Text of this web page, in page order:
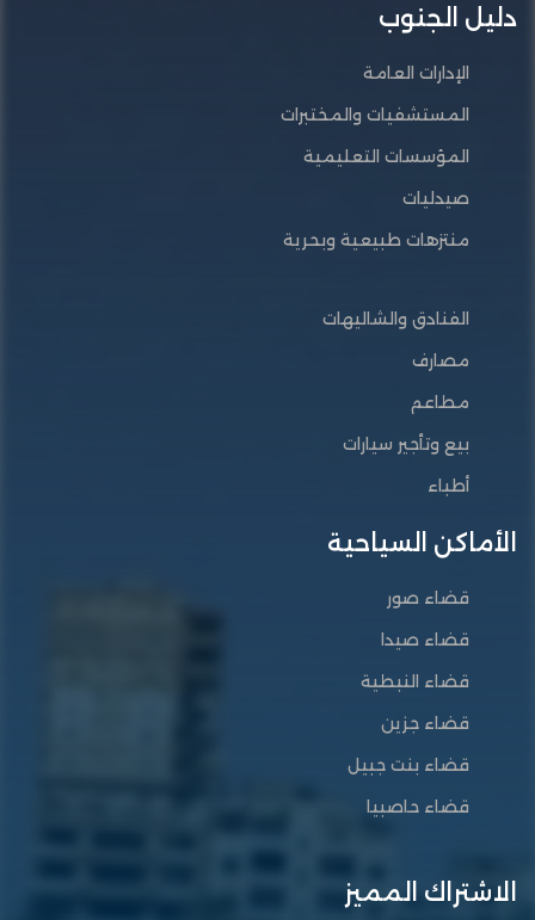
دليل الجنوب
الإدارات العامة
المستشفيات والمختبرات
المؤسسات التعليمية
صيدليات
منتزهات طبيعية وبحرية
الفنادق والشاليهات
مصارف
مطاعم
بيع وتأجير سيارات
أطباء
الأماكن السياحية
قضاء صور
قضاء صيدا
قضاء النبطية
قضاء جزين
قضاء بنت جبيل
قضاء حاصبيا
الاشتراك المميز